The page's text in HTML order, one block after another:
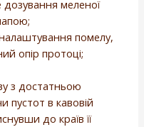
дозування меленої
помелу,
опір протоці;
з достатньою
пустот в кавовій
до країв її